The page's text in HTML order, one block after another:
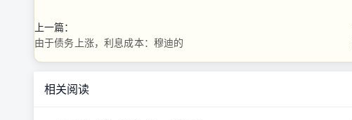
上一篇：
由于债务上涨，利息成本：穆迪的
相关阅读